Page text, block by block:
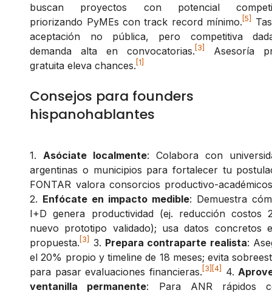
buscan proyectos con potencial
priorizando PyMEs con track record mínimo. [5]
aceptación no pública, pero competitiva
demanda alta en convocatorias. [3]
Asesoría
gratuita eleva chances. [1]
Consejos para founders
hispanohablantes
1. Asóciate localmente: Colabora con
argentinas o municipios para fortalecer tu
FONTAR valora consorcios productivo-
2. Enfócate en impacto medible: Demuestra
I+D genera productividad (ej. reducción costos
nuevo prototipo validado); usa datos concretos
propuesta. [3] 3. Prepara contraparte realista:
el 20% propio y timeline de 18 meses; evita
para pasar evaluaciones financieras. [3] [4] 4.
ventanilla permanente: Para ANR rápidos